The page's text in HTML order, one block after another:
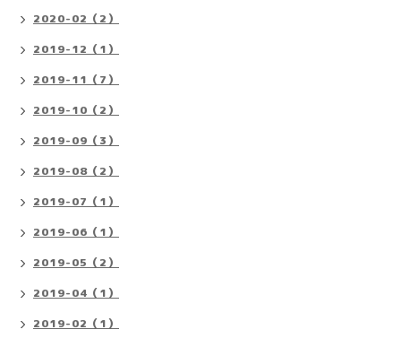
2020-02（2）
2019-12（1）
2019-11（7）
2019-10（2）
2019-09（3）
2019-08（2）
2019-07（1）
2019-06（1）
2019-05（2）
2019-04（1）
2019-02（1）